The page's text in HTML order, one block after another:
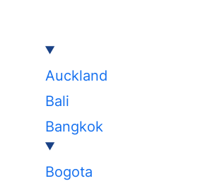
Auckland
Bali
Bangkok
Bogota